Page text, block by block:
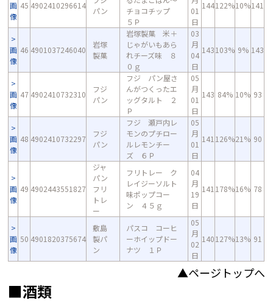
画
像
45 4902410296614
パン
チョコチップ
５Ｐ
01
日
144122%10%141
画
像
46 4901037246040
岩塚
製菓
岩塚製菓 米＋
じゃがいもあら
れチーズ味 ８
０ｇ
03
月
04
日
143103% 9% 143
画
像
47 4902410732310
フジ
パン
フジ パン屋さ
んがつくったエ
ッグタルト ２
Ｐ
05
月
01
日
143 84% 10% 93
画
像
48 4902410732297
フジ
パン
フジ 瀬戸内レ
モンのプチロー
ルレモンチー
ズ ６Ｐ
05
月
01
日
141 126%21% 90
画
像
49 4902443551827
ジャ
パン
フリ
トレ
ー
フリトレー ク
レイジーソルト
味ポップコー
ン ４５ｇ
04
月
19
日
141 178%16% 78
画
像
50 4901820375674
敷島
製パ
ン
パスコ コーヒ
ーホイップドー
ナツ １Ｐ
05
月
02
日
140127%13% 91
▲ページトップへ
■酒類